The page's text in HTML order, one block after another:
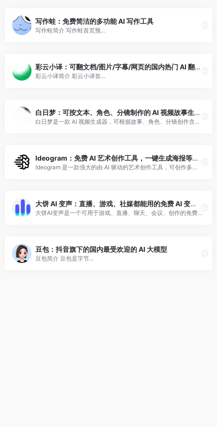
写作蛙：免费简洁的多功能 AI 写作工具
写作蛙简介 写作蛙首页预...
彩云小译：可翻文档/图片/字幕/网页的国内热门 AI 翻译工具
彩云小译简介 彩云小译首...
白日梦：可按文本、角色、分镜制作的 AI 视频故事生成器
白日梦是一款 AI 视频生成器，可根据故事、角色、分镜创作含配音的视频，风格多样，操作简单。
Ideogram：免费 AI 艺术创作工具，一键生成海报等素材
Ideogram 是一款强大的由 AI 驱动的艺术创作工具，可创作多种类的图片作品。
大饼 AI 变声：直播、游戏、社媒都能用的免费 AI 变声软件
大饼AI变声是一个可用于游戏、直播、聊天、会议、创作的免费 AI 变声工具。
豆包：抖音旗下的国内最受欢迎的 AI 大模型
豆包简介 豆包是字节...